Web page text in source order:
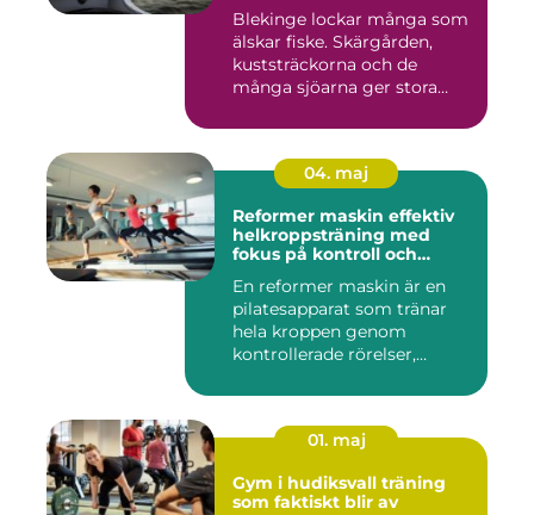
Blekinge lockar många som
älskar fiske. Skärgården,
kuststräckorna och de
många sjöarna ger stora
04. maj
Reformer maskin effektiv
helkroppsträning med
fokus på kontroll och
En reformer maskin är en
pilatesapparat som tränar
hela kroppen genom
kontrollerade rörelser,
01. maj
Gym i hudiksvall träning
som faktiskt blir av